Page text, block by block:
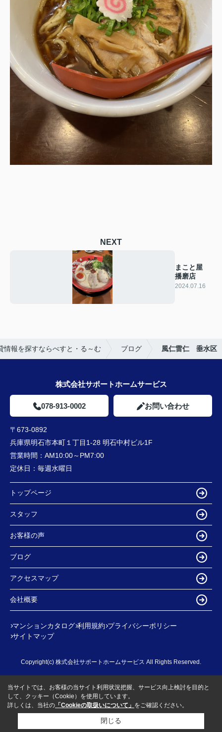
NEXT
まこと屋
播磨店
2024.07.16
情報を探すならべすと・る～む ブログ 風仁雷仁 垂水区
株式会社サポートホームサービス
078-913-0002 お問い合わせ
〒673-0892
兵庫県明石市本町１丁目1-28 明石中村ビル1F
営業時間： AM10:00～PM7:00
定休日： 毎週水曜日
トップページ
スタッフ
お客様の声
ブログ
アクセスマップ
会社概要
マンションカタログ 利用規約 プライバシーポリシー
サイトマップ
Copyright(c) 株式会社サポートホームサービス All Rights Reserved.
当サイトでは、お客様の当サイト利用状況把握、サービス向上検討を目的と
して、クッキー（Cookie）を使用しています。
詳しくは、当社の 「Cookieの取扱いについて」 をご確認ください。
閉じる